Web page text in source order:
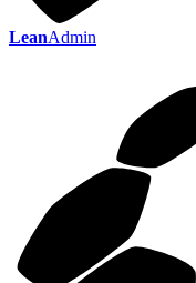
LeanAdmin